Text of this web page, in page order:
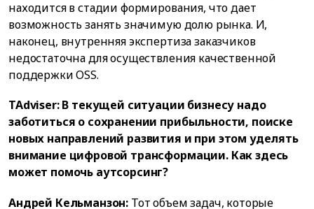
находится в стадии формирования, что дает
возможность занять значимую долю рынка. И,
наконец, внутренняя экспертиза заказчиков
недостаточна для осуществления качественной
поддержки OSS.
TAdviser: В текущей ситуации бизнесу надо
заботиться о сохранении прибыльности, поиске
новых направлений развития и при этом уделять
внимание цифровой трансформации. Как здесь
может помочь аутсорсинг?
Андрей Кельманзон: Тот объем задач, которые